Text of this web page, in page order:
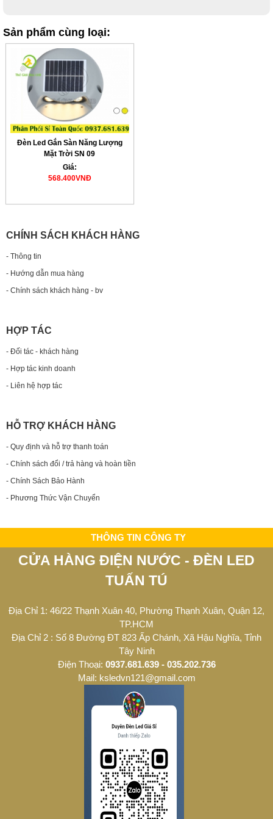
Sản phẩm cùng loại:
Đèn Led Gắn Sàn Năng Lượng
Mặt Trời SN 09
Giá:
568.400VNĐ
CHÍNH SÁCH KHÁCH HÀNG
- Thông tin
- Hướng dẫn mua hàng
- Chính sách khách hàng - bv
HỢP TÁC
- Đối tác - khách hàng
- Hợp tác kinh doanh
- Liên hệ hợp tác
HỖ TRỢ KHÁCH HÀNG
- Quy định và hỗ trợ thanh toán
- Chính sách đổi / trả hàng và hoàn tiền
- Chính Sách Bảo Hành
- Phương Thức Vận Chuyển
THÔNG TIN CÔNG TY
CỬA HÀNG ĐIỆN NƯỚC - ĐÈN LED
TUẤN TÚ
Địa Chỉ 1: 46/22 Thạnh Xuân 40, Phường Thạnh Xuân, Quận 12,
TP.HCM
Địa Chỉ 2 : Số 8 Đường ĐT 823 Ấp Chánh, Xã Hậu Nghĩa, Tỉnh
Tây Ninh
Điện Thoại: 0937.681.639 - 035.202.736
Mail: ksledvn121@gmail.com